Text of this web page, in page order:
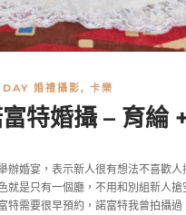
婚禮攝影, 卡樂
特婚攝 – 育綸
辦婚宴，表示新人很有想法不喜歡人
就是只有一個廳，不用和別組新人搶
特需要很早預約，諾富特我曾拍攝過